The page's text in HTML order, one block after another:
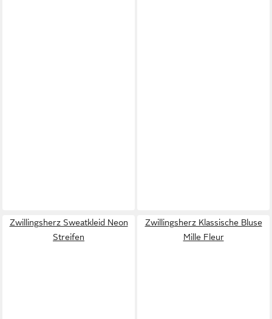
Zwillingsherz Sweatkleid Neon
Streifen
Zwillingsherz Klassische Bluse
Mille Fleur